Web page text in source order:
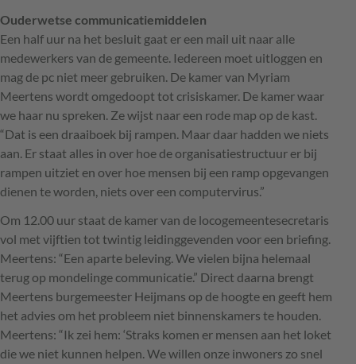
Ouderwetse communicatiemiddelen
Een half uur na het besluit gaat er een mail uit naar alle
medewerkers van de gemeente. Iedereen moet uitloggen en
mag de pc niet meer gebruiken. De kamer van Myriam
Meertens wordt omgedoopt tot crisiskamer. De kamer waar
we haar nu spreken. Ze wijst naar een rode map op de kast.
“Dat is een draaiboek bij rampen. Maar daar hadden we niets
aan. Er staat alles in over hoe de organisatiestructuur er bij
rampen uitziet en over hoe mensen bij een ramp opgevangen
dienen te worden, niets over een computervirus.”
Om 12.00 uur staat de kamer van de locogemeentesecretaris
vol met vijftien tot twintig leidinggevenden voor een briefing.
Meertens: “Een aparte beleving. We vielen bijna helemaal
terug op mondelinge communicatie.” Direct daarna brengt
Meertens burgemeester Heijmans op de hoogte en geeft hem
het advies om het probleem niet binnenskamers te houden.
Meertens: “Ik zei hem: ‘Straks komen er mensen aan het loket
die we niet kunnen helpen. We willen onze inwoners zo snel